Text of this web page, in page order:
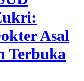
Asal
Terbuka